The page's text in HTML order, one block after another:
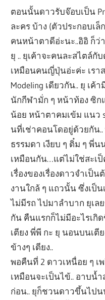
ตอนนั้นดาวรับจ๊อบเป็น
ละคร บ้าง (ตัวประกอบเ
คนหน้าตาดีอ่ะนะ..อิอิ ก็
ยุ .. ยุเค้าจะคนละสไตล์กั
เหมือนคนญี่ปุ่นอ่ะค่ะ เรา
Modeling เดียวกัน.. ยุ เ
นักกีฬามั่ก ๆ หน้าท้อง ซิก
น้อย หน้าตาคมเข้ม แนว
นที่เช่าคอนโดอยู่ด้วยกัน
ธรรมดา เงียบ ๆ ติ๋ม ๆ พี่
เหมือนกัน…แต่ไม่ใช่สะเป็
เรื่องของเรื่องดาวจำเป็
งานใกล้ ๆ แถวนั้น ซึ่งเป็
ไม่มีรถ ไปมาลำบาก ยุเ
กัน คืนแรกก็ไม่มีอะไรเ
เตียง พี่พี กะ ยุ นอนบนเ
ข้างๆ เตียง..
พอคืนที่ 2 ดาวเหนื่อย ๆ เ
เหมือนจะเป็นไข้.. อาบน้
ก่อน.. ยุก็ชวนดาวขึ้นไปน